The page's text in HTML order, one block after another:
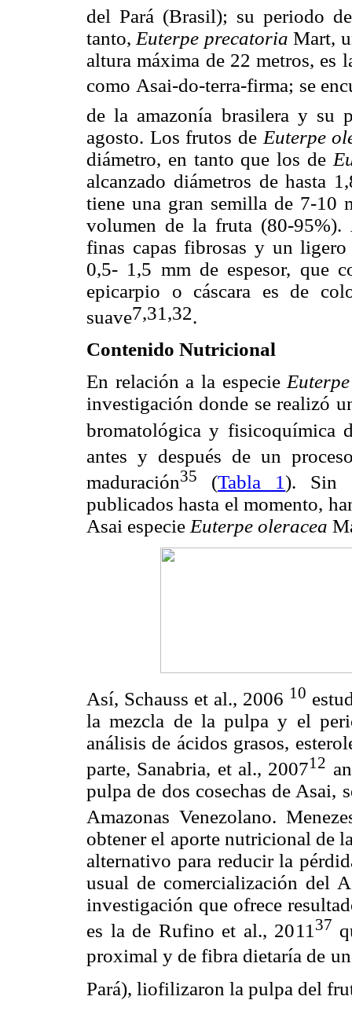
del Pará (Brasil); su periodo
tanto, Euterpe precatoriaMart,
altura máxima de 22 metros, es
como Asai-do-terra-firma; se
de la amazonía brasilera y su
agosto. Los frutos de Euterpe
diámetro, en tanto que los de
alcanzado diámetros de hasta
tiene una gran semilla de 7-10
volumen de la fruta (80-95%).
finas capas fibrosas y un
0,5- 1,5 mm de espesor, que
epicarpio o cáscara es de
suave7,31,32.
Contenido Nutricional
En relación a la especie
investigación donde se realizó
bromatológica y fisicoquímica
antes y después de un
maduración35 (Tabla 1). Sin
publicados hasta el momento,
Asai especie Euterpe oleracea
Así, Schauss et al., 2006 10
la mezcla de la pulpa y el
análisis de ácidos grasos,
parte, Sanabria, et al., 200712
pulpa de dos cosechas de Asai,
Amazonas Venezolano.
obtener el aporte nutricional de
alternativo para reducir la
usual de comercialización del
investigación que ofrece
es la de Rufino et al., 2011 37
proximal y de fibra dietaría de
Pará), liofilizaron la pulpa del